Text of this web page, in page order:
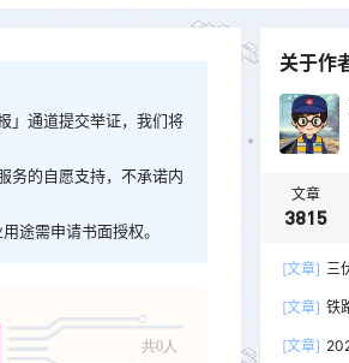
」通道提交举证，我们将
务的自愿支持，不承诺内
途需申请书面授权。
共0人
关于作
文章
3815
[文章] 三
[文章] 铁
[文章]